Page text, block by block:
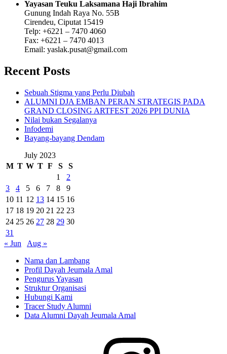
Yayasan Teuku Laksamana Haji Ibrahim
Gunung Indah Raya No. 55B
Cirendeu, Ciputat 15419
Telp: +6221 – 7470 4060
Fax: +6221 – 7470 4013
Email: yaslak.pusat@gmail.com
Recent Posts
Sebuah Stigma yang Perlu Diubah
ALUMNI DJA EMBAN PERAN STRATEGIS PADA
GRAND CLOSING ARTFEST 2026 PPI DUNIA
Nilai bukan Segalanya
Infodemi
Bayang-bayang Dendam
July 2023
M T W T F S
S
1
2
3
4 5 6 7 8
9
10 11 12 13 14 15 16
17 18 19 20 21 22 23
24 25 26 27 28 29 30
31
« Jun
Aug »
Nama dan Lambang
Profil Dayah Jeumala Amal
Pengurus Yayasan
Struktur Organisasi
Hubungi Kami
Tracer Study Alumni
Data Alumni Dayah Jeumala Amal